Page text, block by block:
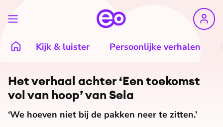
Kijk & luister Persoonlijke verhalen©
Het verhaal achter ‘Een toekomst
vol van hoop’ van Sela
‘We hoeven niet bij de pakken neer te zitten.’